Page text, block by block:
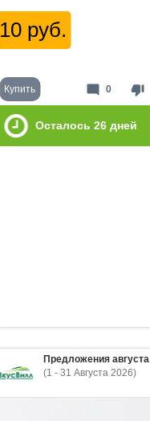
10 руб.
Купить thumb_down
mode_comment 0
Осталось 26 дней
Предложения августа
(1 - 31 Августа 2026)